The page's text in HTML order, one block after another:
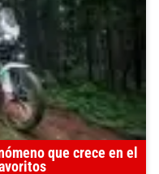
que crece en el